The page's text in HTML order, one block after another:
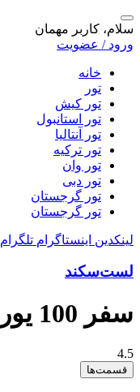
سلام، کاربر مهمان
ورود / عضویت
خانه
تور
تور کیش
تور استانبول
تور آنتالیا
تور ترکیه
تور وان
تور دبی
تور گرجستان
تور گرجستان
لینکدین اینستاگرام تلگرام
لست‌سکند
سفر 100 یورویی به اروپا
4.5
قسمت‌ها